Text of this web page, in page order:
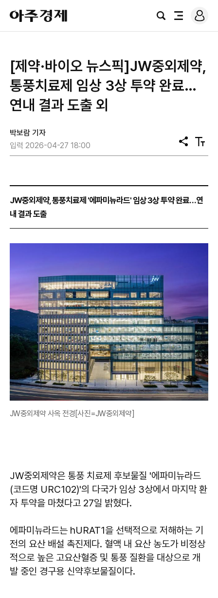
아
주
경
검
전
로
그
[제약·바이오 뉴스픽]JW중외제약,
통풍치료제 임상 3상 투약 완료…
연내 결과 도출 외
박보람 기자
입력 2026-04-27 18:00
공
유
텍
스
JW중외제약, 통풍치료제 '에파미뉴라드' 임상 3상 투약 완료…연
내 결과 도출
JW중외제약 사옥 전경[사진=JW중외제약]
JW중외제약은 통풍 치료제 후보물질 '에파미뉴라드
(코드명 URC102)'의 다국가 임상 3상에서 마지막 환
자 투약을 마쳤다고 27일 밝혔다.
에파미뉴라드는 hURAT1을 선택적으로 저해하는 기
전의 요산 배설 촉진제다. 혈액 내 요산 농도가 비정상
적으로 높은 고요산혈증 및 통풍 질환을 대상으로 개
발 중인 경구용 신약후보물질이다.